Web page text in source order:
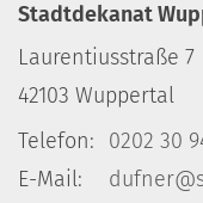
Stadtdekanat
Laurentiusstraße 7
42103 Wuppertal
Telefon:
0202 30
E-Mail: